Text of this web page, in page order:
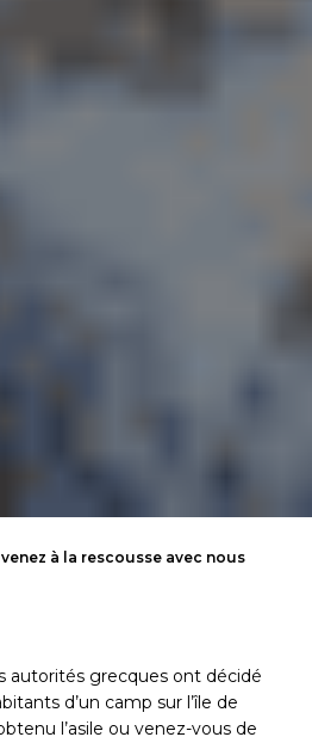
à la rescousse avec nous
autorités grecques ont décidé
d’un camp sur l’île de
l’asile ou venez-vous de